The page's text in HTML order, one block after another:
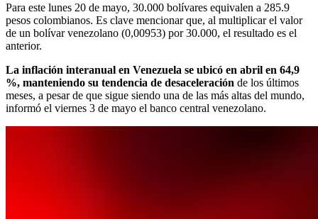
Para este lunes 20 de mayo, 30.000 bolívares equivalen a 285.9
pesos colombianos. Es clave mencionar que, al multiplicar el valor
de un bolívar venezolano (0,00953) por 30.000, el resultado es el
anterior.
La inflación interanual en Venezuela se ubicó en abril en 64,9
%, manteniendo su tendencia de desaceleración de los últimos
meses, a pesar de que sigue siendo una de las más altas del mundo,
informó el viernes 3 de mayo el banco central venezolano.